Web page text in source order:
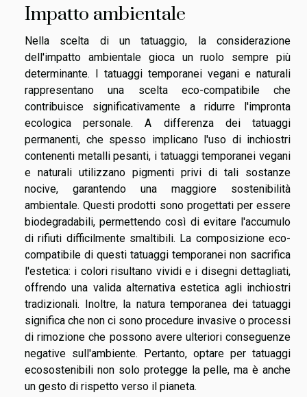
Impatto ambientale
Nella scelta di un tatuaggio, la considerazione
dell'impatto ambientale gioca un ruolo sempre più
determinante. I tatuaggi temporanei vegani e naturali
rappresentano una scelta eco-compatibile che
contribuisce significativamente a ridurre l'impronta
ecologica personale. A differenza dei tatuaggi
permanenti, che spesso implicano l'uso di inchiostri
contenenti metalli pesanti, i tatuaggi temporanei vegani
e naturali utilizzano pigmenti privi di tali sostanze
nocive, garantendo una maggiore sostenibilità
ambientale. Questi prodotti sono progettati per essere
biodegradabili, permettendo così di evitare l'accumulo
di rifiuti difficilmente smaltibili. La composizione eco-
compatibile di questi tatuaggi temporanei non sacrifica
l'estetica: i colori risultano vividi e i disegni dettagliati,
offrendo una valida alternativa estetica agli inchiostri
tradizionali. Inoltre, la natura temporanea dei tatuaggi
significa che non ci sono procedure invasive o processi
di rimozione che possono avere ulteriori conseguenze
negative sull'ambiente. Pertanto, optare per tatuaggi
ecosostenibili non solo protegge la pelle, ma è anche
un gesto di rispetto verso il pianeta.